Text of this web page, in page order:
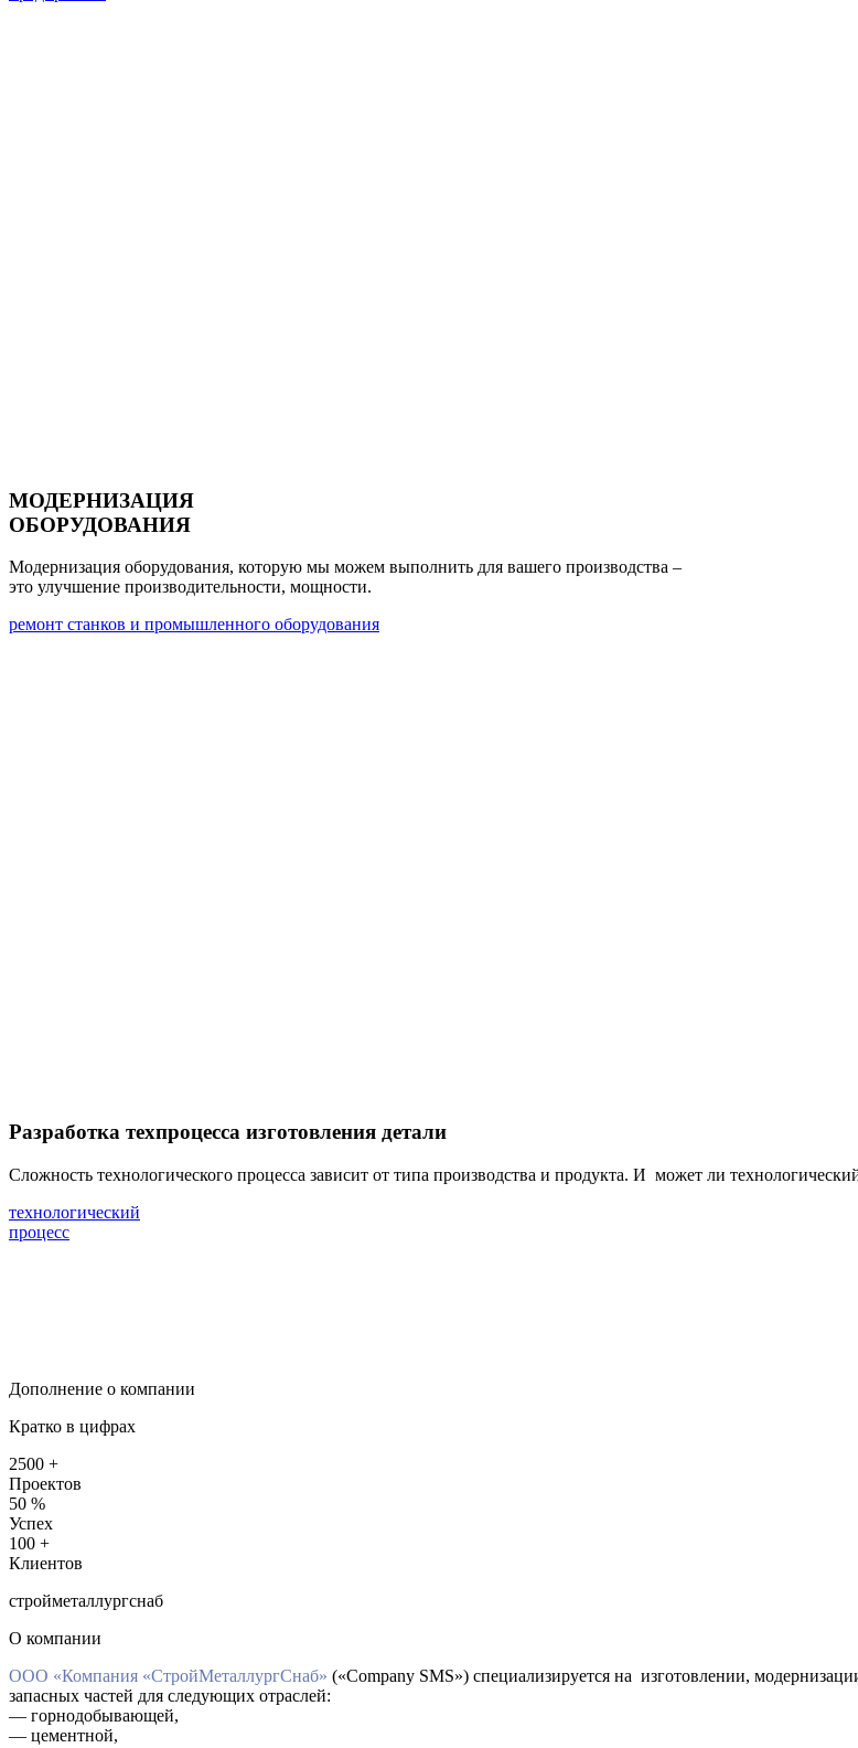
МОДЕРНИЗАЦИЯ
ОБОРУДОВАНИЯ
Модернизация оборудования, которую мы можем выполнить для вашего производства –
это улучшение производительности, мощности.
ремонт станков и промышленного оборудования
Разработка техпроцесса изготовления детали
Cложность технологического процесса зависит от типа производства и продукта. И может ли
технологический
процесс
Дополнение о компании
Кратко в цифрах
2500 +
Проектов
50 %
Успех
100 +
Клиентов
стройметаллургснаб
О компании
ООО «Компания «СтройМеталлургСнаб» («Company SMS») специализируется на изготовлении,
запасных частей для следующих отраслей:
— горнодобывающей,
— цементной,